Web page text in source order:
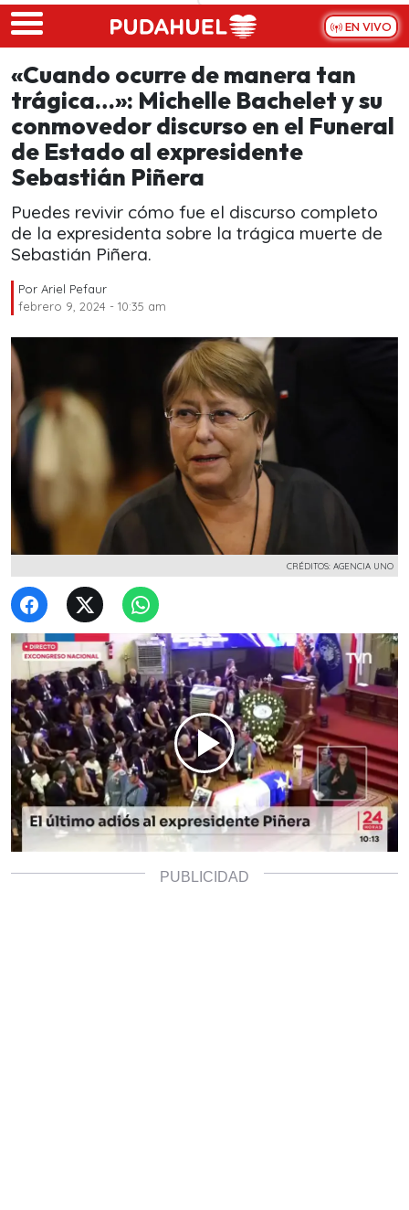
Skip to main content
EN VIVO
«Cuando ocurre de manera tan
trágica…»: Michelle Bachelet y su
conmovedor discurso en el Funeral
de Estado al expresidente
Sebastián Piñera
Puedes revivir cómo fue el discurso completo
de la expresidenta sobre la trágica muerte de
Sebastián Piñera.
Por Ariel Pefaur
febrero 9, 2024 - 10:35 am
CRÉDITOS: AGENCIA UNO